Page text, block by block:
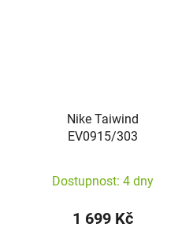
Nike Taiwind
EV0915/303
Dostupnost: 4 dny
1 699 Kč